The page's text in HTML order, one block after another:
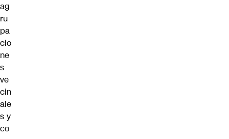
ag
ru
pa
cio
ne
s
ve
cin
ale
s y
co